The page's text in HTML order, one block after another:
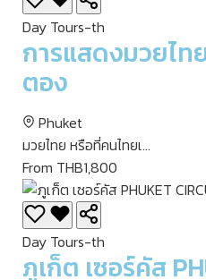
Day Tours-th
การแสดงมวยไท
ตอง
Phuket
มวยไทย หรือที่คนไทยเ...
From THB1,800
Day Tours-th
ภูเก็ต เซอร์คัส